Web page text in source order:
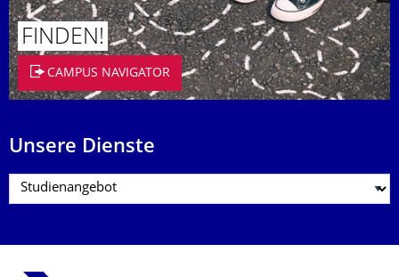
FINDEN!
CAMPUS NAVIGATOR
Unsere Dienste